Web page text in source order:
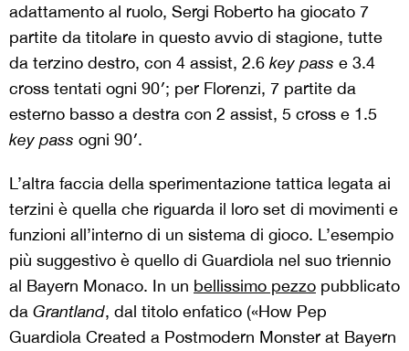
adattamento al ruolo, Sergi Roberto ha giocato 7
partite da titolare in questo avvio di stagione, tutte
da terzino destro, con 4 assist, 2.6 key pass e 3.4
cross tentati ogni 90′; per Florenzi, 7 partite da
esterno basso a destra con 2 assist, 5 cross e 1.5
key pass ogni 90′.
L’altra faccia della sperimentazione tattica legata ai
terzini è quella che riguarda il loro set di movimenti e
funzioni all’interno di un sistema di gioco. L’esempio
più suggestivo è quello di Guardiola nel suo triennio
al Bayern Monaco. In un bellissimo pezzo pubblicato
da Grantland, dal titolo enfatico («How Pep
Guardiola Created a Postmodern Monster at Bayern